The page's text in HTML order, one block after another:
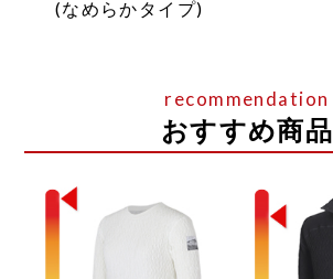
(なめらかタイプ)
おすすめ商品